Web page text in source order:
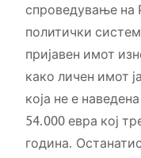
спроведување на
политички
пријавен имот
како личен имот
која не е
54.000 евра кој
година.